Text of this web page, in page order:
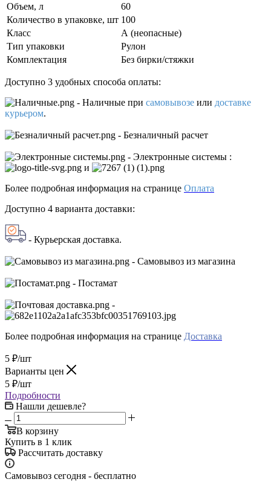
Объем, л
60
Количество в упаковке, шт 100
Класс
А (неопасные)
Тип упаковки
Рулон
Комплектация
Без бирки/стяжки
Доступно 3 удобных способа оплаты:
- Наличные при самовывозе или доставке
курьером.
- Безналичный расчет
- Электронные системы :
и
Более подробная информация на странице Оплата
Доступно 4 варианта доставки:
- Курьерская доставка.
- Самовывоз из магазина
- Постамат
-
Более подробная информация на странице Доставка
5 ₽/шт
Варианты цен
5 ₽/шт
Подробности
Нашли дешевле?
В корзину
Купить в 1 клик
Рассчитать доставку
Самовывоз сегодня - бесплатно